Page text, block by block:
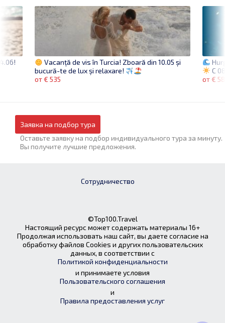
C
от €
Vacanță de vis în Turcia! Zboară din 10.05 și
bucură-te de lux și relaxare!
от € 535
Заявка на подбор тура
Оставьте заявку на подбор индивидуального тура за минуту.
Вы получите лучшие предложения.
Сотрудничество
©Top100.Travel
Настоящий ресурс может содержать материалы 16+
Продолжая использовать наш сайт, вы даете согласие на
обработку файлов Cookies и других пользовательских
данных, в соответствии с
Политикой конфиденциальности
и принимаете условия
Пользовательского соглашения
и
Правила предоставления услуг